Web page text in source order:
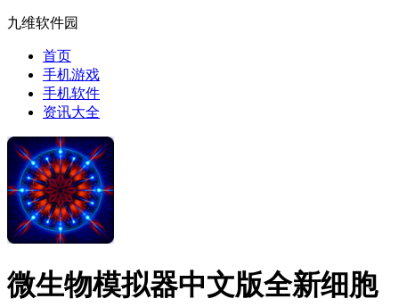
九维软件园
首页
手机游戏
手机软件
资讯大全
微生物模拟器中文版全新细胞